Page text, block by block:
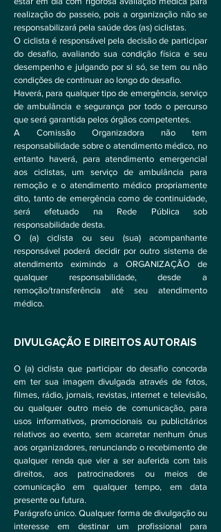
realização do passeio, pois a organização não se
responsabilizará pela saúde dos (as) ciclistas.
O ciclista é responsável pela decisão de participar
do desafio, avaliando sua condição física e seu
desempenho e julgando por si só, se tem ou não
condições de continuar ao longo do desafio.
Haverá, para qualquer tipo de emergência, serviço
de ambulância e segurança por todo o percurso
que será garantida pelos órgãos competentes.
A Comissão Organizadora não tem
responsabilidade sobre o atendimento médico, no
entanto haverá, para atendimento emergencial
aos ciclistas, um serviço de ambulância para
remoção e o atendimento médico propriamente
dito, tanto de emergência como de continuidade,
será efetuado na Rede Pública sob
responsabilidade desta.
O (a) ciclista ou seu (sua) acompanhante
responsável poderá decidir por outro sistema de
atendimento eximindo a ORGANIZAÇÃO de
qualquer responsabilidade, desde a
remoção/transferência até seu atendimento
médico.
DIVULGAÇÃO E DIREITOS AUTORAIS
O (a) ciclista que participar do desafio concorda
em ter sua imagem divulgada através de fotos,
filmes, rádio, jornais, revistas, internet e televisão,
ou qualquer outro meio de comunicação, para
usos informativos, promocionais ou publicitários
relativos ao evento, sem acarretar nenhum ônus
aos organizadores, renunciando o recebimento de
qualquer renda que vier a ser auferida com tais
direitos, aos patrocinadores ou meios de
comunicação em qualquer tempo, em data
presente ou futura.
Parágrafo único. Qualquer forma de divulgação ou
interesse em destinar um profissional para